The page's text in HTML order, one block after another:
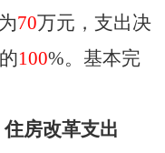
70万元，支出决
100%。 基本完
房改革支出